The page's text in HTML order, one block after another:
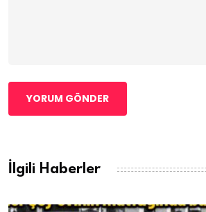
YORUM GÖNDER
İlgili Haberler